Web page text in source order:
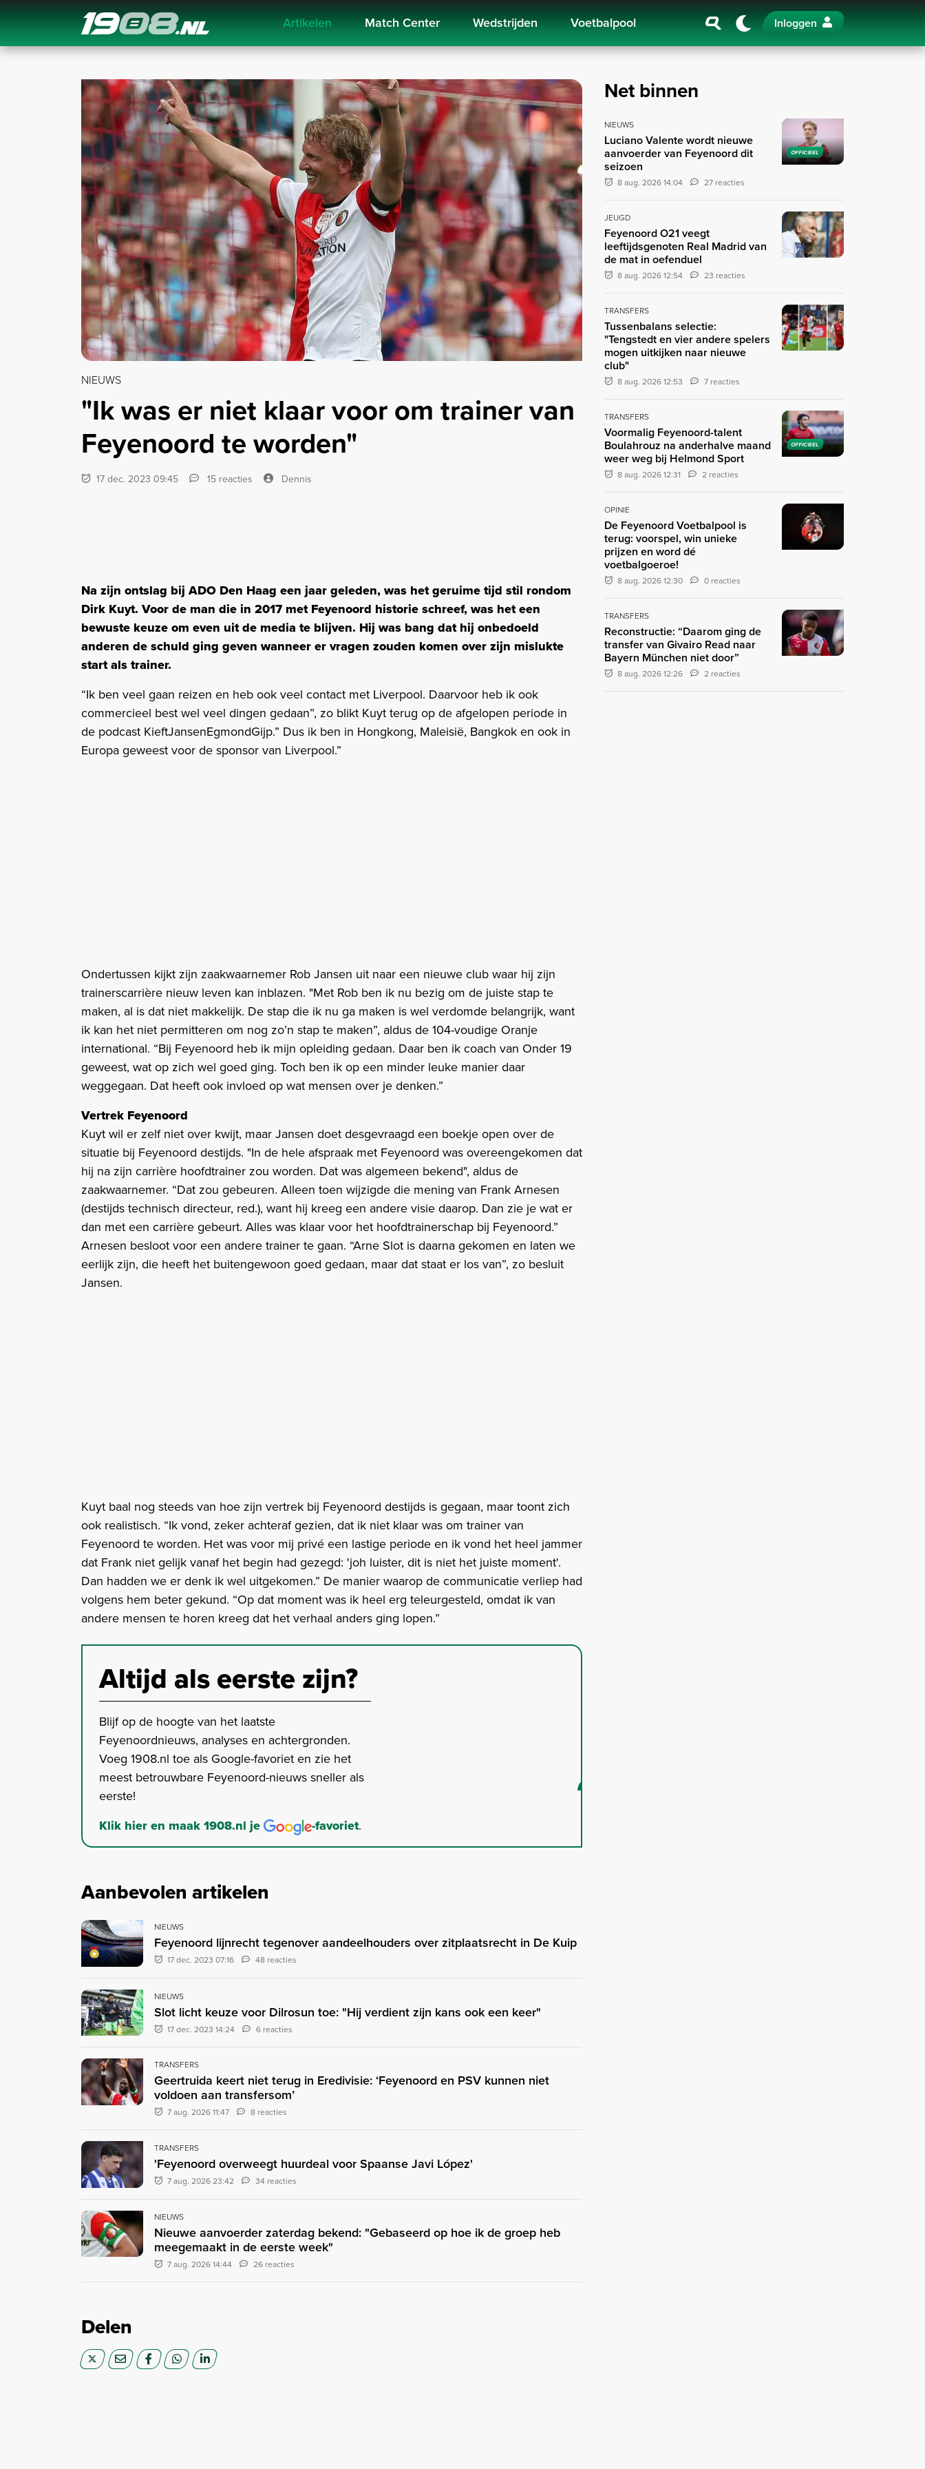
Navigation Artikelen Match Center Wedstrijden Voetbalpool Inloggen
NIEUWS
"Ik was er niet klaar voor om trainer van
Feyenoord te worden"
17 dec. 2023 09:45 15 reacties Dennis
Na zijn ontslag bij ADO Den Haag een jaar geleden, was het geruime tijd stil rondom
Dirk Kuyt. Voor de man die in 2017 met Feyenoord historie schreef, was het een
bewuste keuze om even uit de media te blijven. Hij was bang dat hij onbedoeld
anderen de schuld ging geven wanneer er vragen zouden komen over zijn mislukte
start als trainer.
“Ik ben veel gaan reizen en heb ook veel contact met Liverpool. Daarvoor heb ik ook
commercieel best wel veel dingen gedaan”, zo blikt Kuyt terug op de afgelopen periode in
de podcast KieftJansenEgmondGijp.” Dus ik ben in Hongkong, Maleisië, Bangkok en ook in
Europa geweest voor de sponsor van Liverpool.”
Ondertussen kijkt zijn zaakwaarnemer Rob Jansen uit naar een nieuwe club waar hij zijn
trainerscarrière nieuw leven kan inblazen. "Met Rob ben ik nu bezig om de juiste stap te
maken, al is dat niet makkelijk. De stap die ik nu ga maken is wel verdomde belangrijk, want
ik kan het niet permitteren om nog zo’n stap te maken”, aldus de 104-voudige Oranje
international. “Bij Feyenoord heb ik mijn opleiding gedaan. Daar ben ik coach van Onder 19
geweest, wat op zich wel goed ging. Toch ben ik op een minder leuke manier daar
weggegaan. Dat heeft ook invloed op wat mensen over je denken.”
Vertrek Feyenoord
Kuyt wil er zelf niet over kwijt, maar Jansen doet desgevraagd een boekje open over de
situatie bij Feyenoord destijds. "In de hele afspraak met Feyenoord was overeengekomen dat
hij na zijn carrière hoofdtrainer zou worden. Dat was algemeen bekend", aldus de
zaakwaarnemer. “Dat zou gebeuren. Alleen toen wijzigde die mening van Frank Arnesen
(destijds technisch directeur, red.), want hij kreeg een andere visie daarop. Dan zie je wat er
dan met een carrière gebeurt. Alles was klaar voor het hoofdtrainerschap bij Feyenoord.”
Arnesen besloot voor een andere trainer te gaan. “Arne Slot is daarna gekomen en laten we
eerlijk zijn, die heeft het buitengewoon goed gedaan, maar dat staat er los van”, zo besluit
Jansen.
Kuyt baal nog steeds van hoe zijn vertrek bij Feyenoord destijds is gegaan, maar toont zich
ook realistisch. “Ik vond, zeker achteraf gezien, dat ik niet klaar was om trainer van
Feyenoord te worden. Het was voor mij privé een lastige periode en ik vond het heel jammer
dat Frank niet gelijk vanaf het begin had gezegd: 'joh luister, dit is niet het juiste moment'.
Dan hadden we er denk ik wel uitgekomen.” De manier waarop de communicatie verliep had
volgens hem beter gekund. “Op dat moment was ik heel erg teleurgesteld, omdat ik van
andere mensen te horen kreeg dat het verhaal anders ging lopen.”
Altijd als eerste zijn?
Blijf op de hoogte van het laatste
Feyenoordnieuws, analyses en achtergronden.
Voeg 1908.nl toe als Google-favoriet en zie het
meest betrouwbare Feyenoord-nieuws sneller als
eerste!
Klik hier en maak 1908.nl je
-favoriet.
Aanbevolen artikelen
NIEUWS
Feyenoord lijnrecht tegenover aandeelhouders over zitplaatsrecht in De Kuip
17 dec. 2023 07:16 48 reacties
NIEUWS
Slot licht keuze voor Dilrosun toe: "Hij verdient zijn kans ook een keer"
17 dec. 2023 14:24 6 reacties
TRANSFERS
Geertruida keert niet terug in Eredivisie: ‘Feyenoord en PSV kunnen niet
voldoen aan transfersom’
7 aug. 2026 11:47 8 reacties
TRANSFERS
'Feyenoord overweegt huurdeal voor Spaanse Javi López'
7 aug. 2026 23:42 34 reacties
NIEUWS
Nieuwe aanvoerder zaterdag bekend: "Gebaseerd op hoe ik de groep heb
meegemaakt in de eerste week"
7 aug. 2026 14:44 26 reacties
Delen
Net binnen
OFFICIEEL
NIEUWS
Luciano Valente wordt nieuwe
aanvoerder van Feyenoord dit
seizoen
8 aug. 2026 14:04 27 reacties
JEUGD
Feyenoord O21 veegt
leeftijdsgenoten Real Madrid van
de mat in oefenduel
8 aug. 2026 12:54 23 reacties
TRANSFERS
Tussenbalans selectie:
"Tengstedt en vier andere spelers
mogen uitkijken naar nieuwe
club"
8 aug. 2026 12:53 7 reacties
OFFICIEEL
TRANSFERS
Voormalig Feyenoord-talent
Boulahrouz na anderhalve maand
weer weg bij Helmond Sport
8 aug. 2026 12:31 2 reacties
OPINIE
De Feyenoord Voetbalpool is
terug: voorspel, win unieke
prijzen en word dé
voetbalgoeroe!
8 aug. 2026 12:30 0 reacties
TRANSFERS
Reconstructie: “Daarom ging de
transfer van Givairo Read naar
Bayern München niet door”
8 aug. 2026 12:26 2 reacties